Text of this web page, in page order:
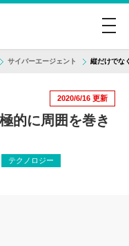
サイバーエージェント 縦だけでな
2020/6/16 更新
的に周囲を巻き
テクノロジー